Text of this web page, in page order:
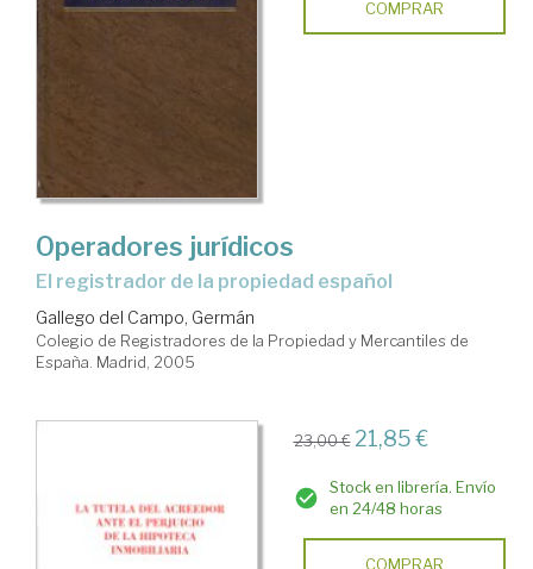
COMPRAR
Operadores jurídicos
el registrador de la propiedad español
Gallego del Campo, Germán
Colegio de Registradores de la Propiedad y Mercantiles de
España. Madrid, 2005
23,00 € 21,85 €
Stock en librería. Envío
en 24/48 horas
COMPRAR